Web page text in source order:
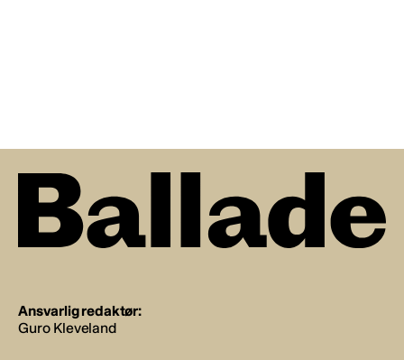
Ansvarlig redaktør:
Guro Kleveland